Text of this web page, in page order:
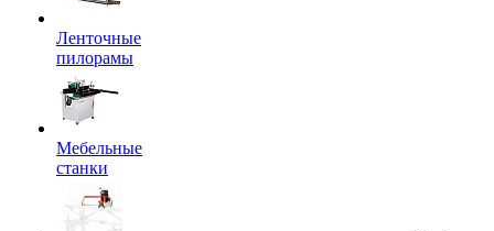
Ленточные
пилорамы
Мебельные
станки